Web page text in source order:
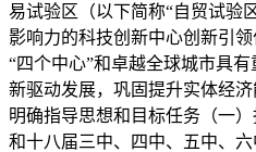
易试验区（以下简称“自贸试验
影响力的科技创新中心创新引
“四个中心”和卓越全球城市具
新驱动发展，巩固提升实体经
明确指导思想和目标任务（一
和十八届三中、四中、五中、